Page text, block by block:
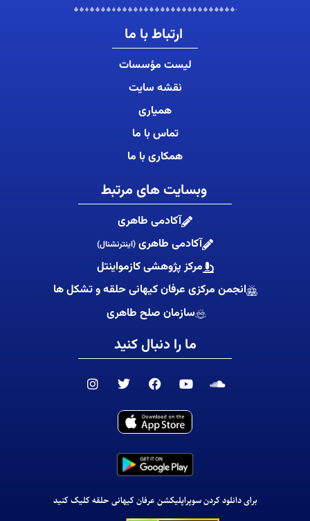
ارتباط با ما
لیست مؤسسات
نقشه سایت
همیاری
تماس با ما
همکاری با ما
وبسایت های مرتبط
آکادمی طاهری
آکادمی طاهری (اینترنشنال)
مرکز پژوهشی کازمواینتل
انجمن مرکزی عرفان کیهانی حلقه و تشکل ها
سازمان صلح طاهری
ما را دنبال کنید
S
d
Y
u
t
u
e
F
c
e
b
o
k
T
i
t
r
I
برای دانلود کردن سوپراپلیکشن عرفان کیهانی حلقه کلیک کنید